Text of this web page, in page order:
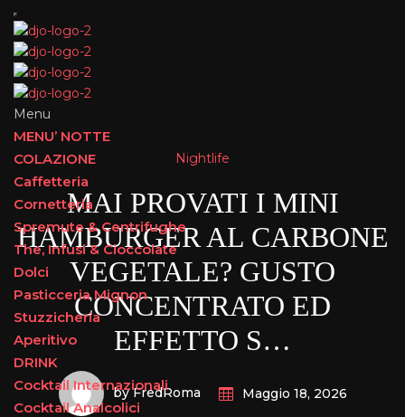
Menu
MENU’ NOTTE
COLAZIONE
Caffetteria
Cornetteria
Spremute & Centrifughe
The, Infusi & Cioccolate
Dolci
Pasticceria Mignon
Stuzzicheria
Aperitivo
DRINK
Cocktail Internazionali
Cocktail Analcolici
Nightlife
MAI PROVATI I MINI
HAMBURGER AL CARBONE
VEGETALE? GUSTO
CONCENTRATO ED
EFFETTO S…
by FredRoma Maggio 18, 2026